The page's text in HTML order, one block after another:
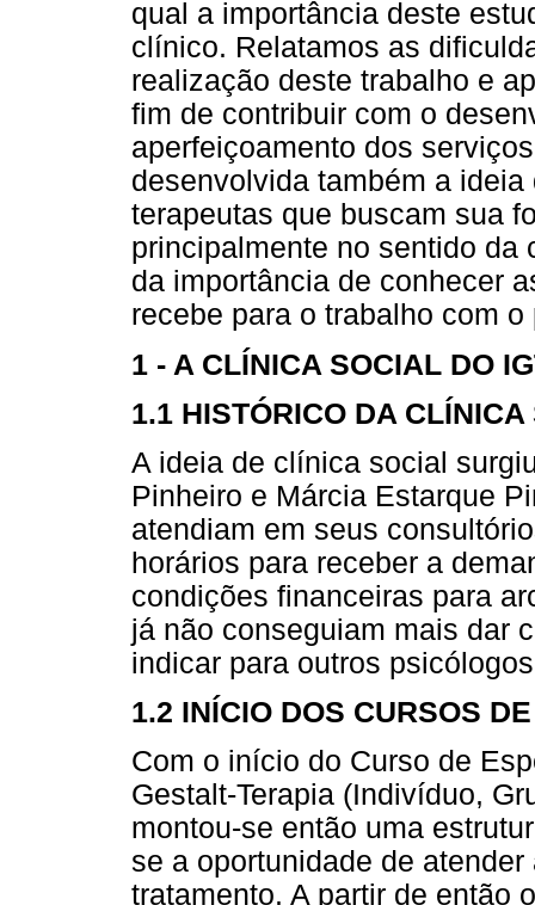
qual a importância deste
clínico. Relatamos as
realização deste trabalho e
fim de contribuir com o
aperfeiçoamento dos
desenvolvida também a
terapeutas que buscam sua
principalmente no sentido da
da importância de conhecer
recebe para o trabalho com
1 - A CLÍNICA SOCIAL DO
1.1 HISTÓRICO DA
A ideia de clínica social
Pinheiro e Márcia Estarque
atendiam em seus
horários para receber a
condições financeiras para
já não conseguiam mais dar
indicar para outros
1.2 INÍCIO DOS CURSOS
Com o início do Curso de
Gestalt-Terapia (Indivíduo,
montou-se então uma
se a oportunidade de
tratamento. A partir de então